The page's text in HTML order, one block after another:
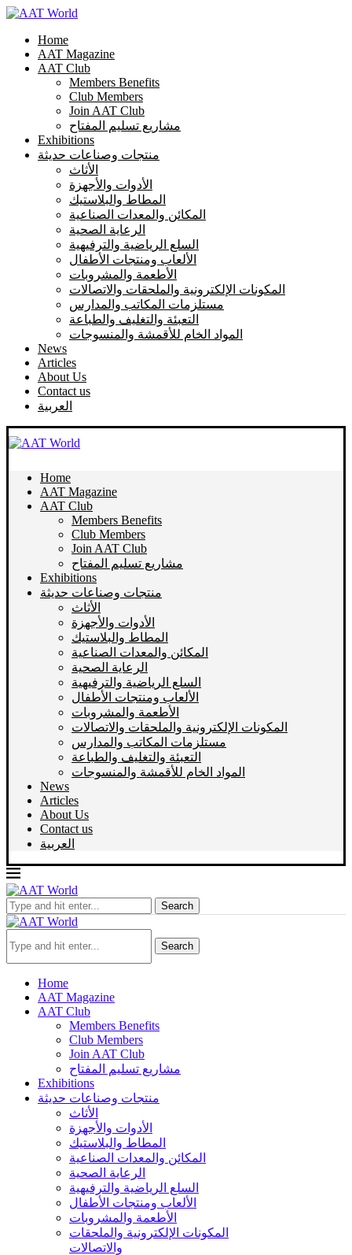
Home
AAT Magazine
AAT Club
Members Benefits
Club Members
Join AAT Club
مشاريع تسليم المفتاح
Exhibitions
منتجات وصناعات حديثة
الأثاث
الأدوات والأجهزة
المطاط والبلاستيك
المكائن والمعدات الصناعية
الرعاية الصحية
السلع الرياضية والترفيهية
الألعاب ومنتجات الأطفال
الأطعمة والمشروبات
المكونات الإلكترونية والملحقات والاتصالات
مستلزمات المكاتب والمدارس
التعبئة والتغليف والطباعة
المواد الخام للأقمشة والمنسوجات
News
Articles
About Us
Contact us
العربية
Home
AAT Magazine
AAT Club
Members Benefits
Club Members
Join AAT Club
مشاريع تسليم المفتاح
Exhibitions
منتجات وصناعات حديثة
الأثاث
الأدوات والأجهزة
المطاط والبلاستيك
المكائن والمعدات الصناعية
الرعاية الصحية
السلع الرياضية والترفيهية
الألعاب ومنتجات الأطفال
الأطعمة والمشروبات
المكونات الإلكترونية والملحقات والاتصالات
مستلزمات المكاتب والمدارس
التعبئة والتغليف والطباعة
المواد الخام للأقمشة والمنسوجات
News
Articles
About Us
Contact us
العربية
Search
Search
Home
AAT Magazine
AAT Club
Members Benefits
Club Members
Join AAT Club
مشاريع تسليم المفتاح
Exhibitions
منتجات وصناعات حديثة
الأثاث
الأدوات والأجهزة
المطاط والبلاستيك
المكائن والمعدات الصناعية
الرعاية الصحية
السلع الرياضية والترفيهية
الألعاب ومنتجات الأطفال
الأطعمة والمشروبات
المكونات الإلكترونية والملحقات
والاتصالات